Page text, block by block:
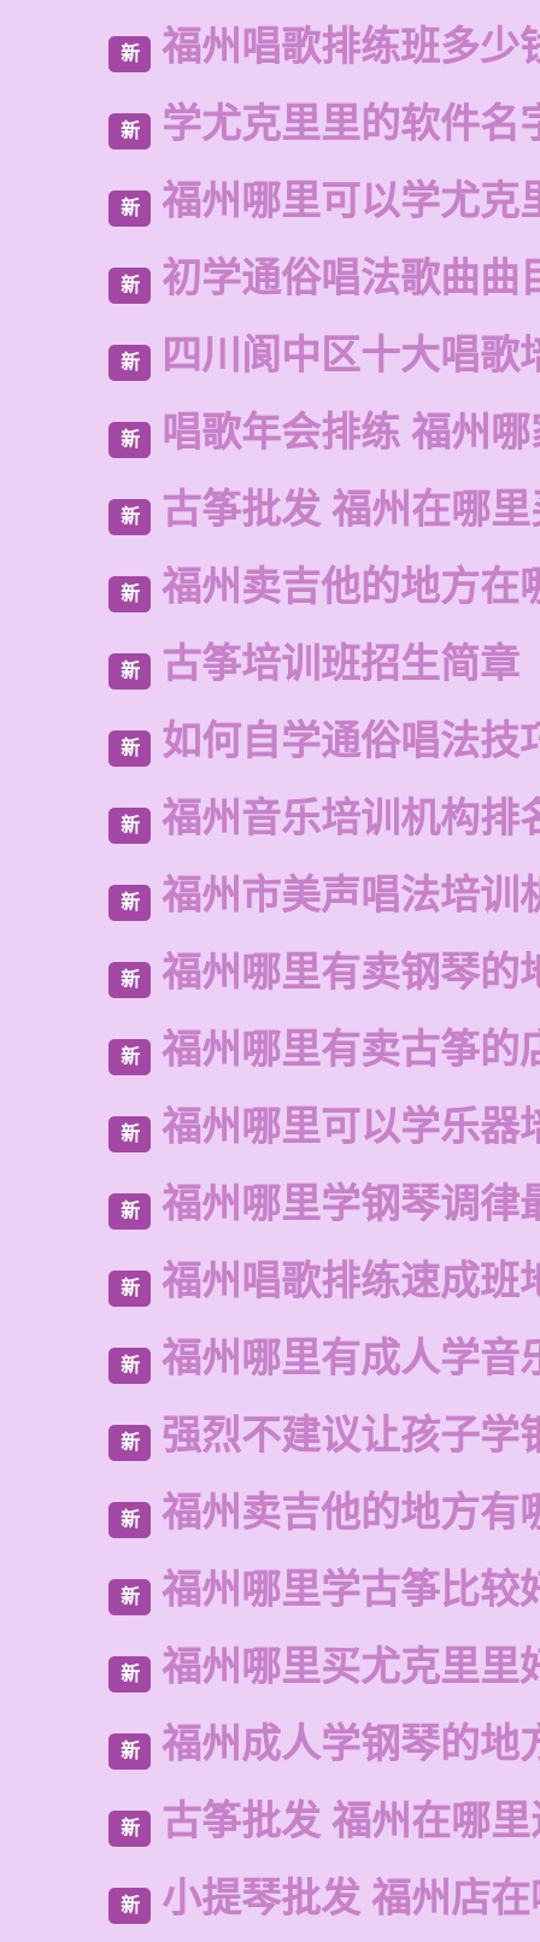
新 福州唱歌排练班多少
新 学尤克里里的软件名
新 福州哪里可以学尤克
新 初学通俗唱法歌曲曲
新 四川阆中区十大唱歌
新 唱歌年会排练 福州
新 古筝批发 福州在哪
新 福州卖吉他的地方在
新 古筝培训班招生简章
新 如何自学通俗唱法技
新 福州音乐培训机构排
新 福州市美声唱法培训
新 福州哪里有卖钢琴的
新 福州哪里有卖古筝的
新 福州哪里可以学乐器
新 福州哪里学钢琴调律
新 福州唱歌排练速成班
新 福州哪里有成人学音
新 强烈不建议让孩子学
新 福州卖吉他的地方有
新 福州哪里学古筝比较
新 福州哪里买尤克里里
新 福州成人学钢琴的地
新 古筝批发 福州在哪
新 小提琴批发 福州店